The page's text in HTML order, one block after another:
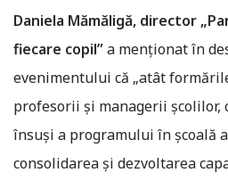
Daniela Mămăligă, director
fiecare copil”a menționat în
evenimentului că „atât
profesorii și managerii școlilor,
însuși a programului în școală
consolidarea și dezvoltarea